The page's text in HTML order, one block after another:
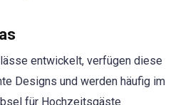
entwickelt, verfügen diese
Designs und werden häufig im
für Hochzeitsgäste